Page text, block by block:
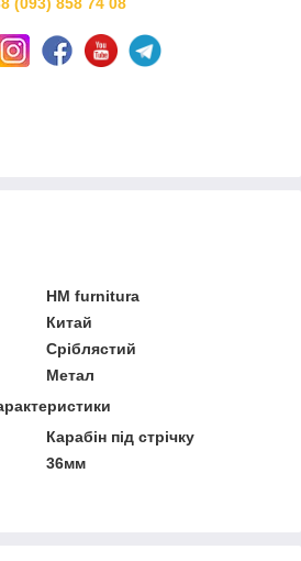
HM furnitura
Китай
Сріблястий
Метал
Карабін під стрічку
36мм